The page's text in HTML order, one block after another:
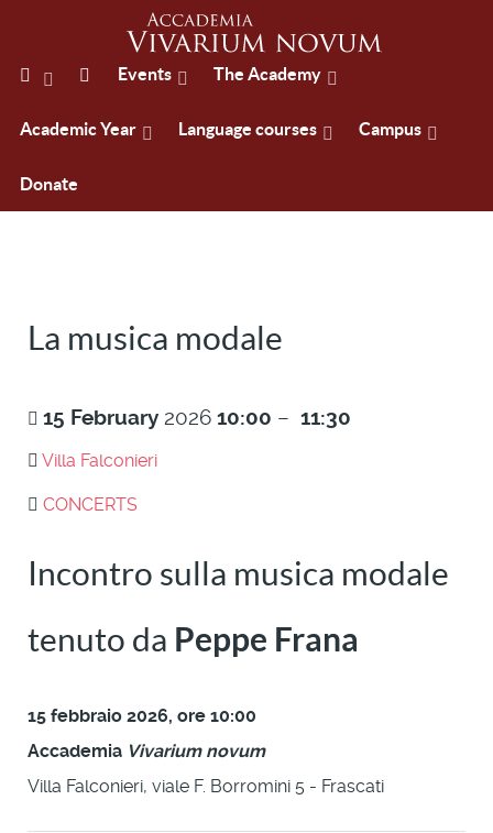
Events The Academy
Academic Year Language courses Campus
Donate
La musica modale
15 February 2026 10:00 – 11:30
Villa Falconieri
CONCERTS
Incontro sulla musica modale
tenuto da Peppe Frana
15 febbraio 2026, ore 10:00
Accademia Vivarium novum
Villa Falconieri, viale F. Borromini 5 - Frascati